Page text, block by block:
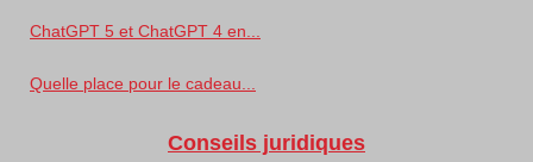
ChatGPT 5 et ChatGPT 4 en...
Quelle place pour le cadeau...
Conseils juridiques